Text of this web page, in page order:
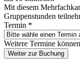
Mit diesem
Gruppenstunden
Termin *
Weitere Termine
Weiter zur Buchung